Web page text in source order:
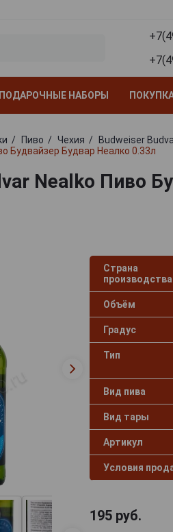
ПОДАРОЧНЫЕ НАБОРЫ
Пиво Чехия
Budweiser
Будвайзер Будвар Неалко 0.33л
Nealko Пиво
Страна
производства
Объём
Градус
Тип
Вид пива
Вид тары
Артикул
Условия
195руб.